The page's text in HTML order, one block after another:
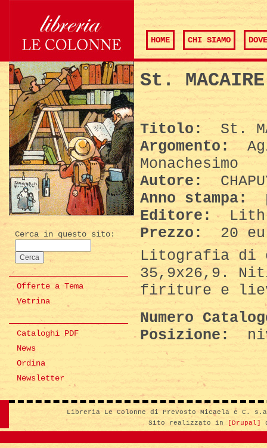
HOME CHI SIAMO
Cerca in questo sito:
Offerte a Tema
Vetrina
Cataloghi PDF
News
Ordina
Newsletter
St.
Titolo:
St.
Argomento:
Monachesimo
Autore:
Anno stampa:
Editore:
Prezzo:
20
Litografia di
35,9x26,9.
firiture e
Numero
Posizione:
Libreria Le Colonne di Prevosto Micaela e C.
Sito realizzato in
[Drupal]